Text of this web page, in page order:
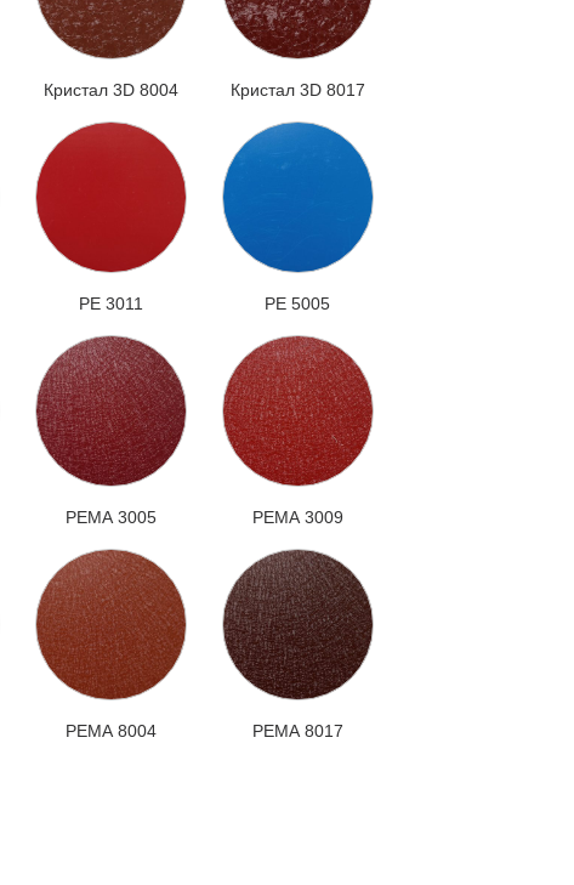
Кристал 3D 8004 Кристал 3D 8017
РЕ 3011 РЕ 5005
РЕМА 3005 РЕМА 3009
РЕМА 8004 РЕМА 8017